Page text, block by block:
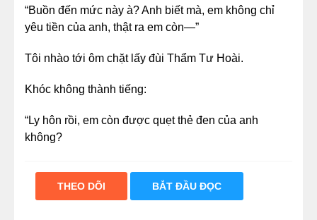
“Buồn đến mức này à? Anh biết mà, em không chỉ
yêu tiền của anh, thật ra em còn—”
Tôi nhào tới ôm chặt lấy đùi Thẩm Tư Hoài.
Khóc không thành tiếng:
“Ly hôn rồi, em còn được quẹt thẻ đen của anh
không?
vuông này không?
THEO DÕI BẮT ĐẦU ĐỌC